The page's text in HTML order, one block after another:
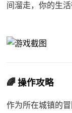
间溜走，你的生活
🌈 操作攻略
作为所在城镇的